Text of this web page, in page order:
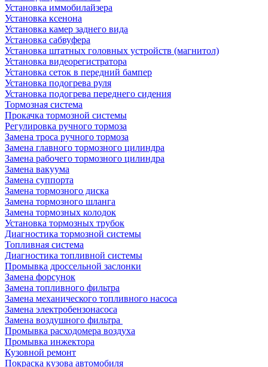
Установка иммобилайзера
Установка ксенона
Установка камер заднего вида
Установка сабвуфера
Установка штатных головных устройств (магнитол)
Установка видеорегистратора
Установка сеток в передний бампер
Установка подогрева руля
Установка подогрева переднего сидения
Тормозная система
Прокачка тормозной системы
Регулировка ручного тормоза
Замена троса ручного тормоза
Замена главного тормозного цилиндра
Замена рабочего тормозного цилиндра
Замена вакуума
Замена суппорта
Замена тормозного диска
Замена тормозного шланга
Замена тормозных колодок
Установка тормозных трубок
Диагностика тормозной системы
Топливная система
Диагностика топливной системы
Промывка дроссельной заслонки
Замена форсунок
Замена топливного фильтра
Замена механического топливного насоса
Замена электробензонасоса
Замена воздушного фильтра
Промывка расходомера воздуха
Промывка инжектора
Кузовной ремонт
Покраска кузова автомобиля